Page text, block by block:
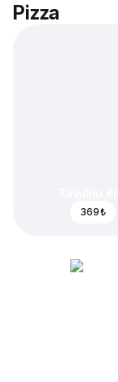
Pizza
369 ₺